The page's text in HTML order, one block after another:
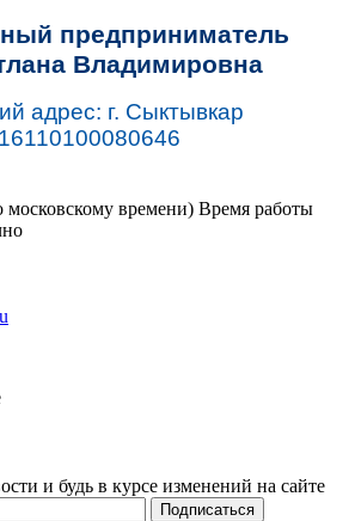
предприниматель
Владимировна
адрес: г. Сыктывкар
московскому времени) Время работы
и будь в курсе изменений на сайте
Подписаться